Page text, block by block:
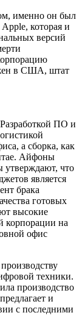
именно он был
которая и
версий
в США, штат
ПО и
а сборка, как
Айфоны
утверждают, что
является
брака
готовых
высокие
корпорации на
офис
техники.
производство
и
с последними